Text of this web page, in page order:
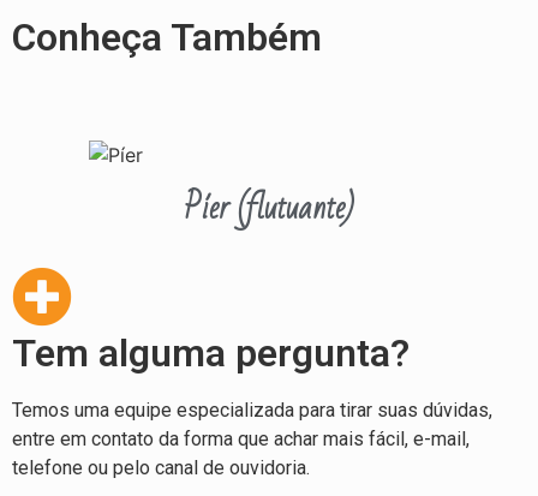
Conheça Também
Píer (flutuante)
Tem alguma pergunta?
Temos uma equipe especializada para tirar suas dúvidas,
entre em contato da forma que achar mais fácil, e-mail,
telefone ou pelo canal de ouvidoria.